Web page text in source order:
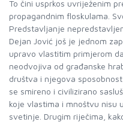
To čini usprkos uvriježenim
propagandnim floskulama.
Predstavljanje
Dejan Jović još je jednom
upravo vlastitim primjerom
neodvojiva od građanske
društva i njegova
se smireno i civilizirano
koje vlastima i mnoštvu nisu
svetinje. Drugim riječima,